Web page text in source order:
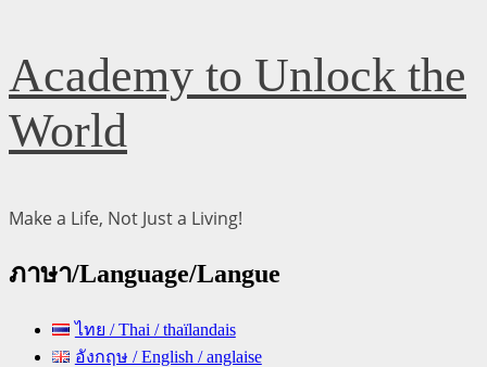
Skip
to
content
Academy to Unlock the
World
Make a Life, Not Just a Living!
ภาษา/Language/Langue
ไทย / Thai / thaïlandais
อังกฤษ / English / anglaise